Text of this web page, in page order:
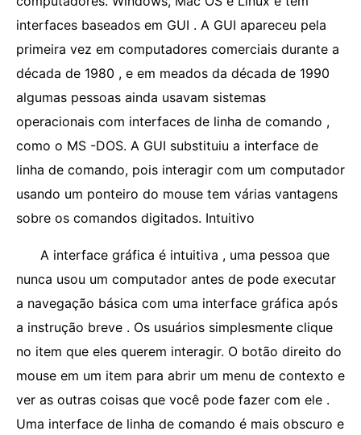
interfaces baseados em GUI . A GUI apareceu pela
primeira vez em computadores comerciais durante a
década de 1980 , e em meados da década de 1990
algumas pessoas ainda usavam sistemas
operacionais com interfaces de linha de comando ,
como o MS -DOS. A GUI substituiu a interface de
linha de comando, pois interagir com um computador
usando um ponteiro do mouse tem várias vantagens
sobre os comandos digitados. Intuitivo
A interface gráfica é intuitiva , uma pessoa que
nunca usou um computador antes de pode executar
a navegação básica com uma interface gráfica após
a instrução breve . Os usuários simplesmente clique
no item que eles querem interagir. O botão direito do
mouse em um item para abrir um menu de contexto e
ver as outras coisas que você pode fazer com ele .
Uma interface de linha de comando é mais obscuro e